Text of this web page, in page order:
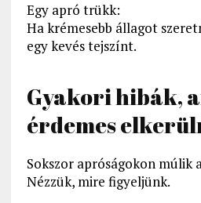
Egy apró trükk:
Ha krémesebb állagot
egy kevés tejszínt.
Gyakori hibák,
érdemes
Sokszor apróságokon múlik
Nézzük, mire figyeljünk.